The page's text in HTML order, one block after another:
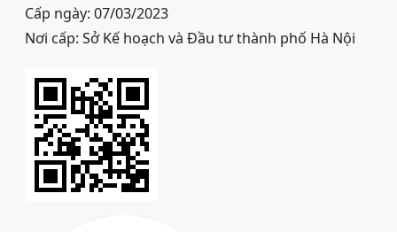
Cấp ngày: 07/03/2023
Nơi cấp: Sở Kế hoạch và Đầu tư thành phố Hà Nội